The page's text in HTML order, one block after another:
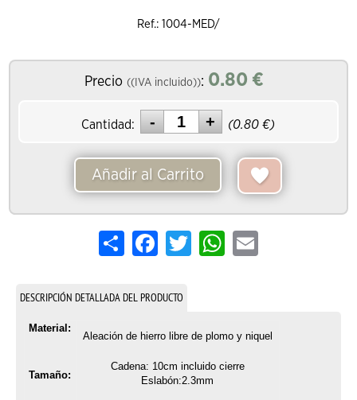
Ref.: 1004-MED/
Precio((IVA incluido)): 0.80 €
Cantidad: (0.80 €)
Añadir al Carrito
Share FacebookTwitterWhatsApp
Email
DESCRIPCIÓN DETALLADA DEL PRODUCTO
Material:
Aleación de hierro libre de plomo y niquel
Tamaño:
Cadena: 10cm incluido cierre
Eslabón:2.3mm